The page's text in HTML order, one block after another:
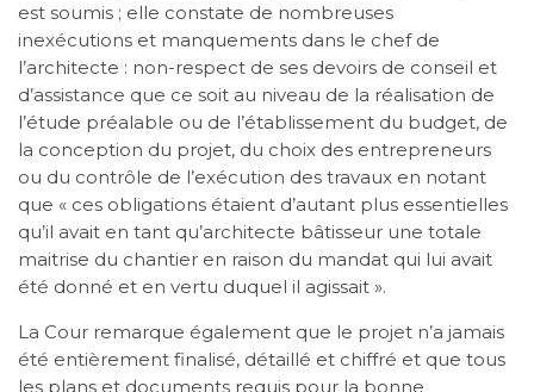
est soumis ; elle constate de nombreuses
inexécutions et manquements dans le chef de
l’architecte : non-respect de ses devoirs de conseil et
d’assistance que ce soit au niveau de la réalisation de
l’étude préalable ou de l’établissement du budget, de
la conception du projet, du choix des entrepreneurs
ou du contrôle de l’exécution des travaux en notant
que « ces obligations étaient d’autant plus essentielles
qu’il avait en tant qu’architecte bâtisseur une totale
maitrise du chantier en raison du mandat qui lui avait
été donné et en vertu duquel il agissait ».
La Cour remarque également que le projet n’a jamais
été entièrement finalisé, détaillé et chiffré et que tous
les plans et documents requis pour la bonne